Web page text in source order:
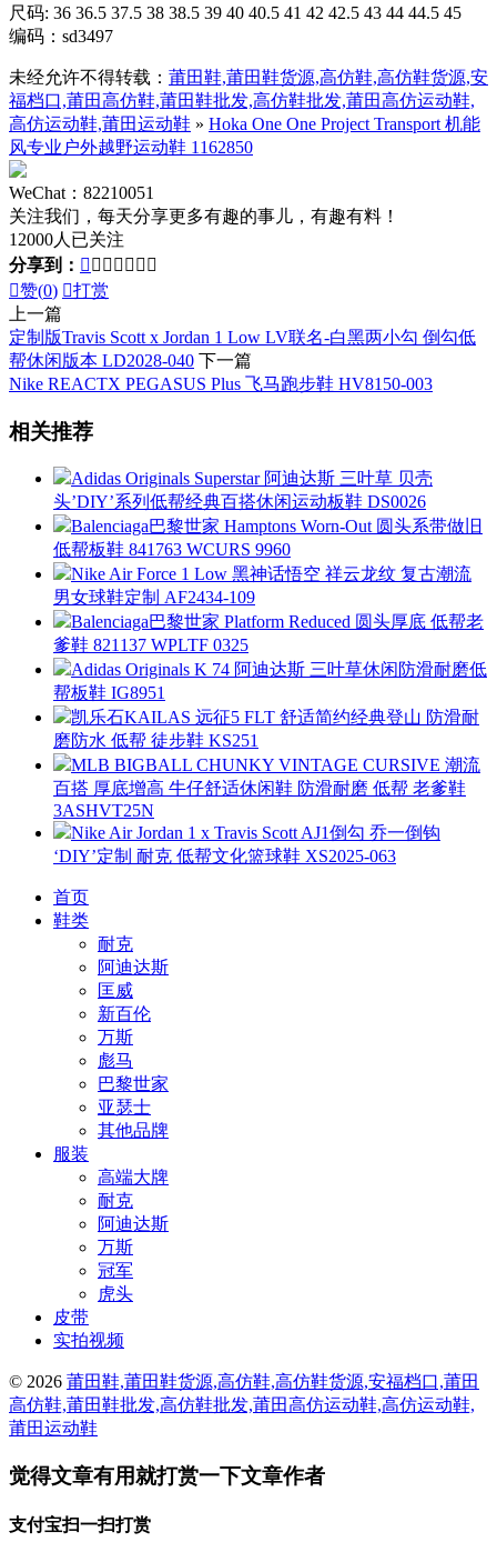
尺码: 36 36.5 37.5 38 38.5 39 40 40.5 41 42 42.5 43 44 44.5 45
编码：sd3497
未经允许不得转载： 莆田鞋,莆田鞋货源,高仿鞋,高仿鞋货源,安
福档口,莆田高仿鞋,莆田鞋批发,高仿鞋批发,莆田高仿运动鞋,
高仿运动鞋,莆田运动鞋 » Hoka One One Project Transport 机能
风专业户外越野运动鞋 1162850
WeChat：82210051
关注我们，每天分享更多有趣的事儿，有趣有料！
12000人已关注
分享到：       
赞(0) 打赏
上一篇
定制版Travis Scott x Jordan 1 Low LV联名-白黑两小勾 倒勾低
帮休闲版本 LD2028-040 下一篇
Nike REACTX PEGASUS Plus 飞马跑步鞋 HV8150-003
相关推荐
Adidas Originals Superstar 阿迪达斯 三叶草 贝壳
头’DIY’系列低帮经典百搭休闲运动板鞋 DS0026
Balenciaga巴黎世家 Hamptons Worn-Out 圆头系带做旧
低帮板鞋 841763 WCURS 9960
Nike Air Force 1 Low 黑神话悟空 祥云龙纹 复古潮流
男女球鞋定制 AF2434-109
Balenciaga巴黎世家 Platform Reduced 圆头厚底 低帮老
爹鞋 821137 WPLTF 0325
Adidas Originals K 74 阿迪达斯 三叶草休闲防滑耐磨低
帮板鞋 IG8951
凯乐石KAILAS 远征5 FLT 舒适简约经典登山 防滑耐
磨防水 低帮 徒步鞋 KS251
MLB BIGBALL CHUNKY VINTAGE CURSIVE 潮流
百搭 厚底增高 牛仔舒适休闲鞋 防滑耐磨 低帮 老爹鞋
3ASHVT25N
Nike Air Jordan 1 x Travis Scott AJ1倒勾 乔一倒钩
‘DIY’定制 耐克 低帮文化篮球鞋 XS2025-063
首页
鞋类
耐克
阿迪达斯
匡威
新百伦
万斯
彪马
巴黎世家
亚瑟士
其他品牌
服装
高端大牌
耐克
阿迪达斯
万斯
冠军
虎头
皮带
实拍视频
© 2026 莆田鞋,莆田鞋货源,高仿鞋,高仿鞋货源,安福档口,莆田
高仿鞋,莆田鞋批发,高仿鞋批发,莆田高仿运动鞋,高仿运动鞋,
莆田运动鞋
觉得文章有用就打赏一下文章作者
支付宝扫一扫打赏